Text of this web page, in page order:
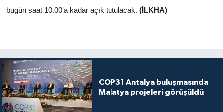
bugün saat 10.00'a kadar açık tutulacak. (İLKHA)
COP31 Antalya buluşmasında
Malatya projeleri görüşüldü